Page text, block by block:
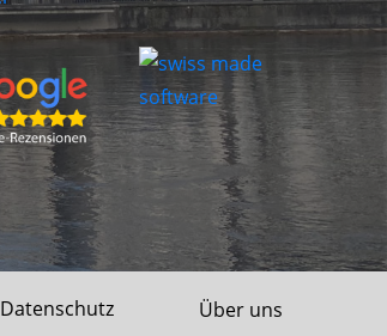
Datenschutz Über uns